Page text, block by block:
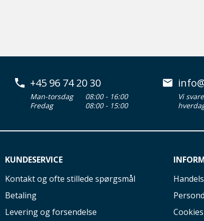
+45 96 74 20 30
Man-torsdag
08:00 - 16:00
Fredag
08:00 - 15:00
Vi
KUNDESERVICE
Kontakt og ofte stillede spørgsmål
Betaling
Levering og forsendelse
Cookies